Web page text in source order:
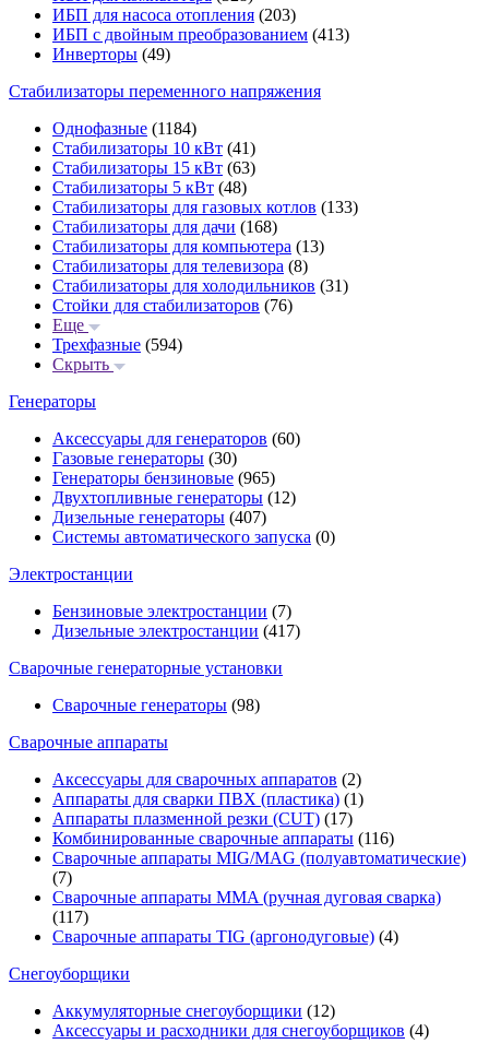
ИБП для насоса отопления (203)
ИБП с двойным преобразованием (413)
Инверторы (49)
Стабилизаторы переменного напряжения
Однофазные (1184)
Стабилизаторы 10 кВт (41)
Стабилизаторы 15 кВт (63)
Стабилизаторы 5 кВт (48)
Стабилизаторы для газовых котлов (133)
Стабилизаторы для дачи (168)
Стабилизаторы для компьютера (13)
Стабилизаторы для телевизора (8)
Стабилизаторы для холодильников (31)
Стойки для стабилизаторов (76)
Еще
Трехфазные (594)
Скрыть
Генераторы
Аксессуары для генераторов (60)
Газовые генераторы (30)
Генераторы бензиновые (965)
Двухтопливные генераторы (12)
Дизельные генераторы (407)
Системы автоматического запуска (0)
Электростанции
Бензиновые электростанции (7)
Дизельные электростанции (417)
Сварочные генераторные установки
Сварочные генераторы (98)
Сварочные аппараты
Аксессуары для сварочных аппаратов (2)
Аппараты для сварки ПВХ (пластика) (1)
Аппараты плазменной резки (CUT) (17)
Комбинированные сварочные аппараты (116)
Сварочные аппараты MIG/MAG (полуавтоматические)
(7)
Сварочные аппараты MMA (ручная дуговая сварка)
(117)
Сварочные аппараты TIG (аргонодуговые) (4)
Снегоуборщики
Аккумуляторные снегоуборщики (12)
Аксессуары и расходники для снегоуборщиков (4)